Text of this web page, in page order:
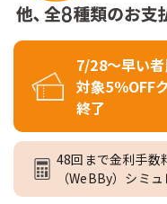
7/28～早い
対象5％OFF
終了
48回まで金利手数
（WeBBy）シミ